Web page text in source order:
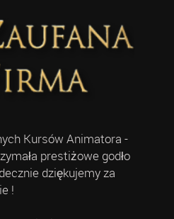
Kursów Animatora -
prestiżowe godło
dziękujemy za
!